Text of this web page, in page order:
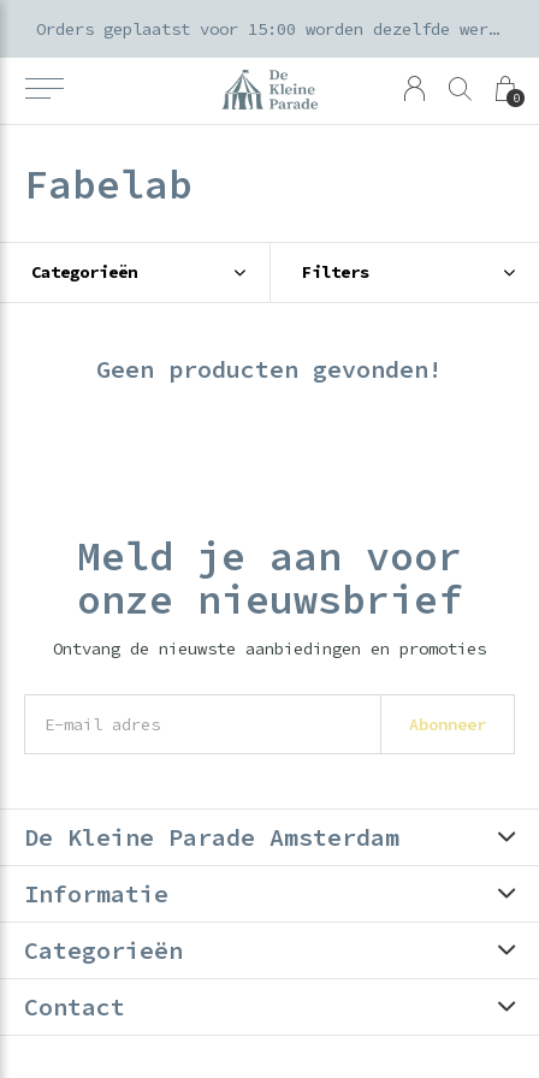
0
Orders geplaatst voor 15:00 worden dezelfde werkdag verzonden
Fabelab
Categorieën Filters
Geen producten gevonden!
Meld je aan voor
onze nieuwsbrief
Ontvang de nieuwste aanbiedingen en promoties
Abonneer
De Kleine Parade Amsterdam
Informatie
Categorieën
Contact